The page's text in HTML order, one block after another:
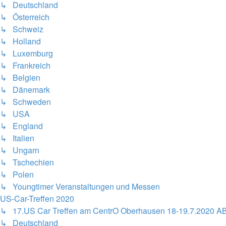
↳ Deutschland
↳ Österreich
↳ Schweiz
↳ Holland
↳ Luxemburg
↳ Frankreich
↳ Belgien
↳ Dänemark
↳ Schweden
↳ USA
↳ England
↳ Italien
↳ Ungarn
↳ Tschechien
↳ Polen
↳ Youngtimer Veranstaltungen und Messen
US-Car-Treffen 2020
↳ 17.US Car Treffen am CentrO Oberhausen 18-19.7.2020
↳ Deutschland